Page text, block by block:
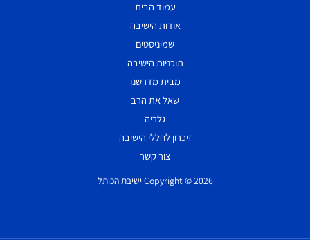
עמוד הבית
אודות הישיבה
שמיניסטים
תוכניות הישיבה
מבית מדרשנו
שאל את הרב
גלריה
זיכרון לחללי הישיבה
צור קשר
Copyright © 2026 ישיבת הכותל